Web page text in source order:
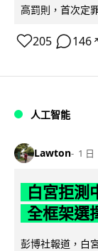
高罰則，首次定
205 146 ↗
人工智能
Lawton 1 日
白宮拒測
全框架選
彭博社報道，白